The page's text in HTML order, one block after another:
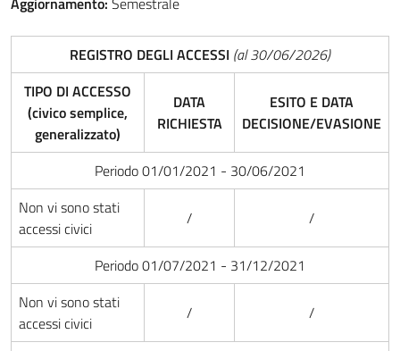
REGISTRO DEGLI ACCESSI (al 30/06/2026)
TIPO DI ACCESSO
(civico semplice,
generalizzato)
DATA
RICHIESTA
ESITO E DATA
DECISIONE/EVASIONE
Periodo 01/01/2021 - 30/06/2021
Non vi sono stati
accessi civici
/ /
Periodo 01/07/2021 - 31/12/2021
Non vi sono stati
accessi civici
/ /